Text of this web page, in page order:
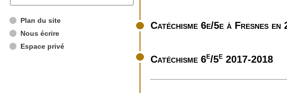
Plan du site
Nous écrire
Espace privé
Catéchisme 6e/5e à Fresnes en
Catéchisme 6e/5e 2017-2018